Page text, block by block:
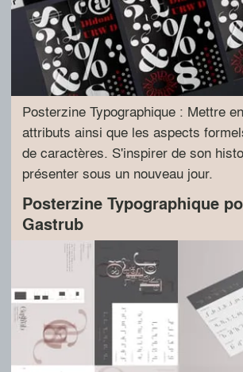
Posterzine Typographique : Mettre
attributs ainsi que les aspects
de caractères. S'inspirer de son
présenter sous un nouveau jour.
Posterzine Typographique
Gastrub